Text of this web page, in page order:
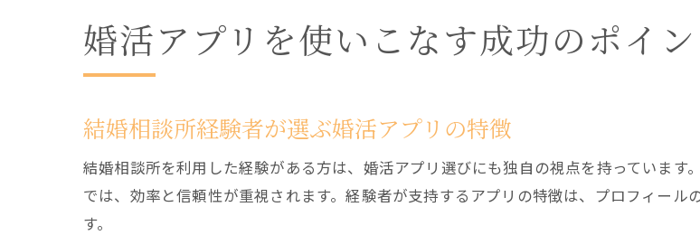
婚活アプリを使いこなす成功のポイ
結婚相談所経験者が選ぶ婚活アプリの特徴
結婚相談所を利用した経験がある方は、婚活アプリ選びにも独自の視点を持っていま
では、効率と信頼性が重視されます。経験者が支持するアプリの特徴は、プロフィー
す。